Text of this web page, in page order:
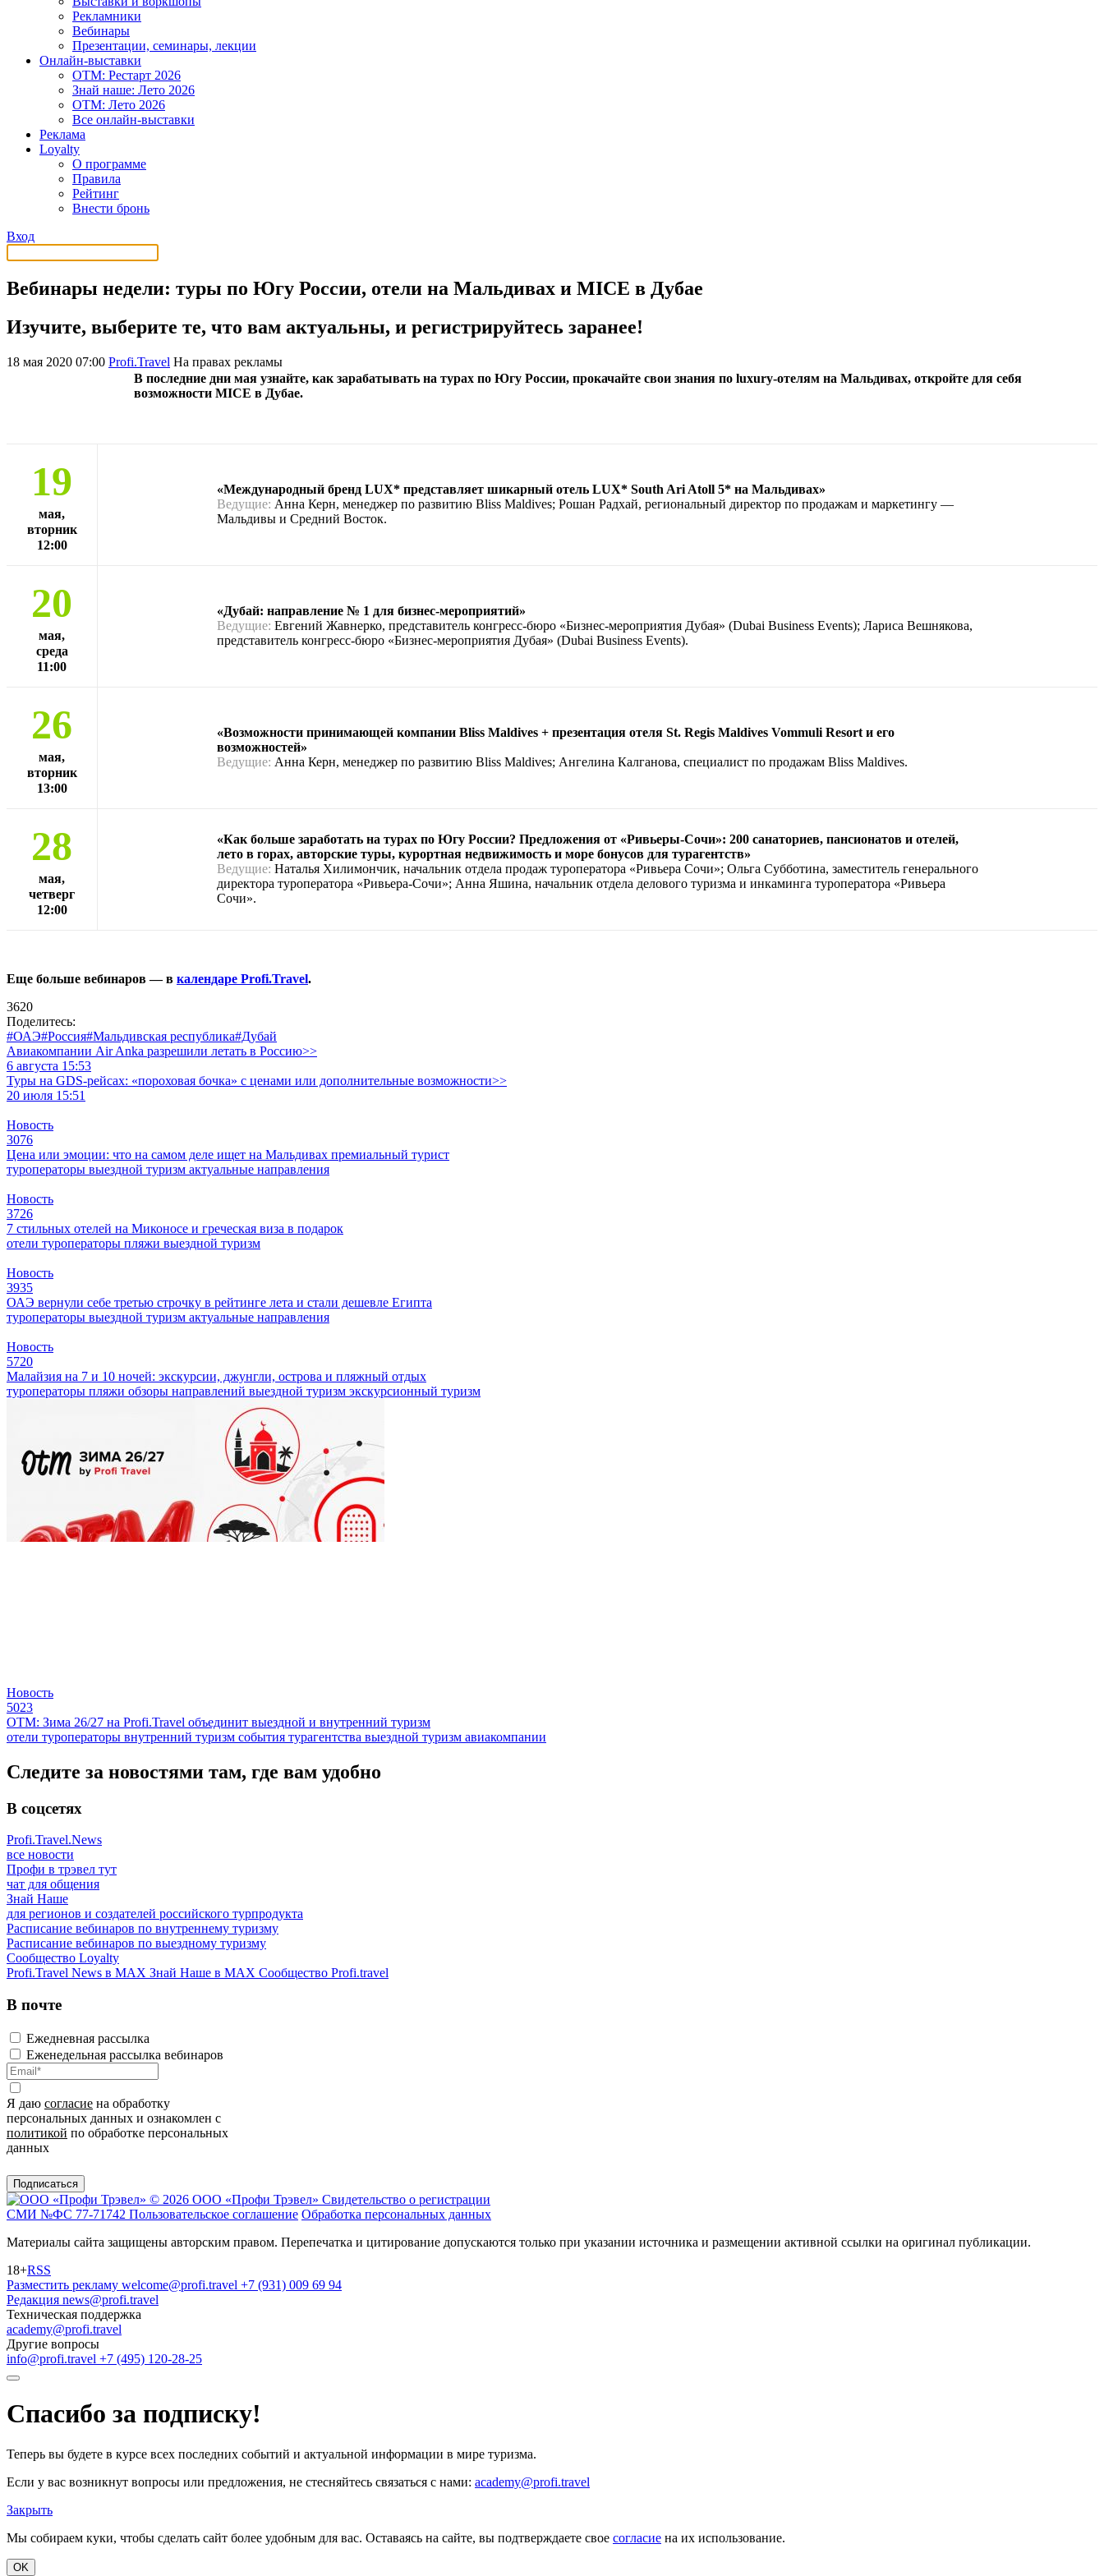
Рекламники
Вебинары
Презентации, семинары, лекции
Онлайн-выставки
OTM: Рестарт 2026
Знай наше: Лето 2026
OTM: Лето 2026
Все онлайн-выставки
Реклама
Loyalty
О программе
Правила
Рейтинг
Внести бронь
Вход
Вебинары недели: туры по Югу России, отели на Мальдивах и MICE в Дубае
Изучите, выберите те, что вам актуальны, и регистрируйтесь заранее!
18 мая 2020 07:00 Profi.Travel На правах рекламы
В последние дни мая узнайте, как зарабатывать на турах по Югу России, прокачайте свои знания по luxury-отелям на Мальдивах, откройте для себя
возможности MICE в Дубае.
19
мая,
вторник
12:00
«Международный бренд LUX* представляет шикарный отель LUX* South Ari Atoll 5* на Мальдивах»
Ведущие: Анна Керн, менеджер по развитию Bliss Maldives; Рошан Радхай, региональный директор по продажам и маркетингу —
Мальдивы и Средний Восток.
20
мая,
среда
11:00
«Дубай: направление № 1 для бизнес-мероприятий»
Ведущие: Евгений Жавнерко, представитель конгресс-бюро «Бизнес-мероприятия Дубая» (Dubai Business Events); Лариса Вешнякова,
представитель конгресс-бюро «Бизнес-мероприятия Дубая» (Dubai Business Events).
26
мая,
вторник
13:00
«Возможности принимающей компании Bliss Maldives + презентация отеля St. Regis Maldives Vommuli Resort и его
возможностей»
Ведущие: Анна Керн, менеджер по развитию Bliss Maldives; Ангелина Калганова, специалист по продажам Bliss Maldives.
28
мая,
четверг
12:00
«Как больше заработать на турах по Югу России? Предложения от «Ривьеры-Сочи»: 200 санаториев, пансионатов и отелей,
лето в горах, авторские туры, курортная недвижимость и море бонусов для турагентств»
Ведущие: Наталья Хилимончик, начальник отдела продаж туроператора «Ривьера Сочи»; Ольга Субботина, заместитель генерального
директора туроператора «Ривьера-Сочи»; Анна Яшина, начальник отдела делового туризма и инкаминга туроператора «Ривьера
Сочи».
Еще больше вебинаров — в календаре Profi.Travel.
3620
Поделитесь:
#ОАЭ#Россия#Мальдивская республика#Дубай
Авиакомпании Air Anka разрешили летать в Россию>>
6 августа 15:53
Туры на GDS-рейсах: «пороховая бочка» с ценами или дополнительные возможности>>
20 июля 15:51
Новость
3076
Цена или эмоции: что на самом деле ищет на Мальдивах премиальный турист
туроператоры выездной туризм актуальные направления
Новость
3726
7 стильных отелей на Миконосе и греческая виза в подарок
отели туроператоры пляжи выездной туризм
Новость
3935
ОАЭ вернули себе третью строчку в рейтинге лета и стали дешевле Египта
туроператоры выездной туризм актуальные направления
Новость
5720
Малайзия на 7 и 10 ночей: экскурсии, джунгли, острова и пляжный отдых
туроператоры пляжи обзоры направлений выездной туризм экскурсионный туризм
Новость
5023
ОТМ: Зима 26/27 на Profi.Travel объединит выездной и внутренний туризм
отели туроператоры внутренний туризм события турагентства выездной туризм авиакомпании
Следите за новостями там, где вам удобно
В соцсетях
Profi.Travel.News
все новости
Профи в трэвел тут
чат для общения
Знай Наше
для регионов и создателей российского турпродукта
Расписание вебинаров по внутреннему туризму
Расписание вебинаров по выездному туризму
Сообщество Loyalty
Profi.Travel News в MAX Знай Наше в MAX Сообщество Profi.travel
В почте
Ежедневная рассылка
Еженедельная рассылка вебинаров
Я даю согласие на обработку
персональных данных и ознакомлен с
политикой по обработке персональных
данных
Подписаться
© 2026 ООО «Профи Трэвeл» Свидетельство о регистрации
СМИ №ФС 77-71742 Пользовательское соглашение Обработка персональных данных
Материалы сайта защищены авторским правом. Перепечатка и цитирование допускаются только при указании источника и размещении активной ссылки на оригинал публикации.
18+RSS
Разместить рекламу welcome@profi.travel +7 (931) 009 69 94
Редакция news@profi.travel
Техническая поддержка
academy@profi.travel
Другие вопросы
info@profi.travel +7 (495) 120-28-25
Спасибо за подписку!
Теперь вы будете в курсе всех последних событий и актуальной информации в мире туризма.
Если у вас возникнут вопросы или предложения, не стесняйтесь связаться с нами: academy@profi.travel
Закрыть
Мы собираем куки, чтобы сделать сайт более удобным для вас. Оставаясь на сайте, вы подтверждаете свое согласие на их использование.
OK